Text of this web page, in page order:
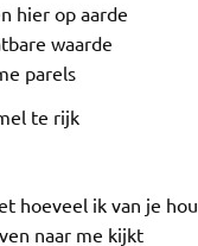
hier op aarde
waarde
parels
te rijk
hoeveel ik van je hou
naar me kijkt